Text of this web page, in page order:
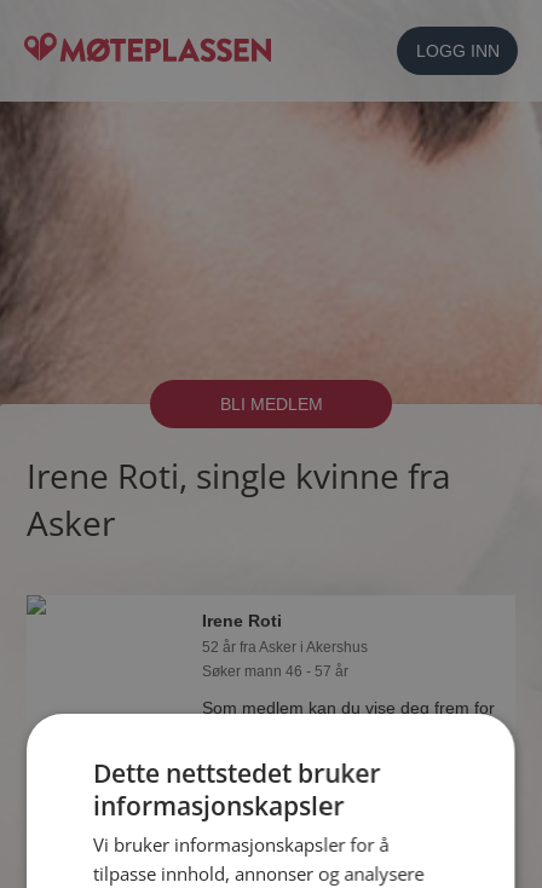
LOGG INN
BLI MEDLEM
Irene Roti, single kvinne fra
Asker
Irene Roti
52 år fra Asker i Akershus
Søker mann 46 - 57 år
Som medlem kan du vise deg frem for
hvem som synes du er interessant.
Dette nettstedet bruker
informasjonskapsler
Vi bruker informasjonskapsler for å
tilpasse innhold, annonser og analysere